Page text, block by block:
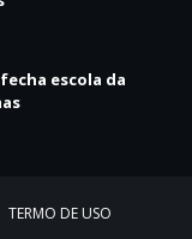
escola da
TERMO DE USO